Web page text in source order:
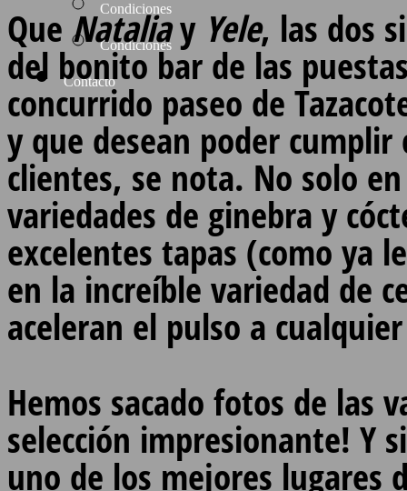
Condiciones
Condiciones
Contacto
Que Nataliay Yele, las dos
del bonito bar de las
concurrido paseo de
y que desean poder cumplir
clientes, se nota. No solo
variedades de ginebra y
excelentes tapas (como ya
en la increíble variedad de
aceleran el pulso a
Hemos sacado fotos de las
selección impresionante! Y
uno de los mejores lugares